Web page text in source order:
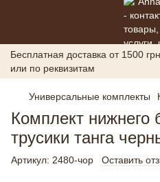
Бесплатная доставка от 1500
или по реквизитам
Универсальные комплекты
Комплект нижнего
трусики танга
Артикул: 2480-чор Оставить